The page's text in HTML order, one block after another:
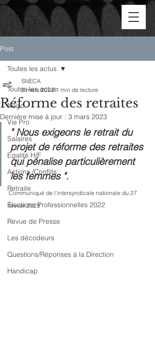
Post
Toutes les actus
Négo
Vie Pro
Salaires
Egalité H/F
Actions /Conflits
Retraite
Élections Professionnelles 2022
Revue de Presse
Les décodeurs
Questions/Réponses à la Direction
Handicap
Toutes les actus
Réforme des retraites
SNECA
3 mars 2023 1 min de lecture
Dernière mise à jour : 3 mars 2023
" Nous exigeons le retrait du
projet de réforme des retraites
qui pénalise particulièrement
les femmes ".
Communiqué de l'intersyndicale nationale du 27
février 2023